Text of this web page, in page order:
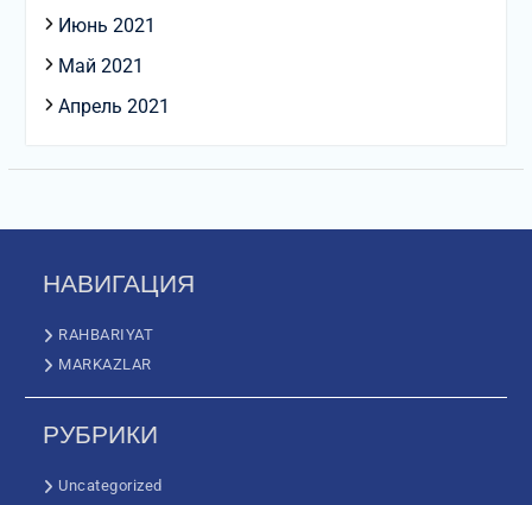
Июнь 2021
Май 2021
Апрель 2021
НАВИГАЦИЯ
RAHBARIYAT
MARKAZLAR
РУБРИКИ
Uncategorized